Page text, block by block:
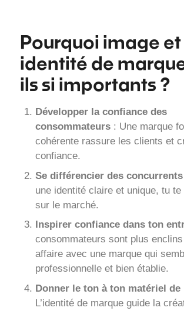
Pourquoi image et
identité de
ils si importants ?
Développer la confiance des
consommateurs: Une marque
cohérente rassure les clients et
confiance.
Se différencier des concurrents
une identité claire et unique, tu te
sur le marché.
Inspirer confiance dans ton
consommateurs sont plus
affaire avec une marque qui
professionnelle et bien établie.
Donner le ton à ton matériel de
L’identité de marque guide la